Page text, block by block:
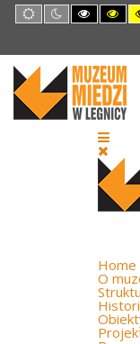
Default
mode
Night
mode
High
Contrast
mode
Home
O